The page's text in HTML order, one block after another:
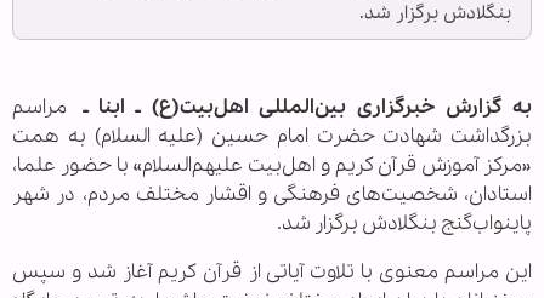
بنگلادش برگزار شد.
به گزارش خبرگزاری بین‌المللی اهل‌بیت(ع) ـ ابنا ـ مراسم
بزرگداشت شهادت حضرت امام حسین (علیه السلام) به همت
«مرکز آموزش قرآن کریم و اهل‌بیت علیهم‌السلام» با حضور علما،
استادان، شخصیت‌های فرهنگی و اقشار مختلف مردم، در شهر
پاینواب‌گنج بنگلادش برگزار شد.
این مراسم معنوی با تلاوت آیاتی از قرآن کریم آغاز شد و سپس